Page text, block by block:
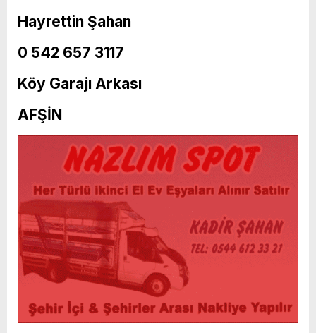
Hayrettin Şahan
0 542 657 3117
Köy Garajı Arkası
AFŞİN